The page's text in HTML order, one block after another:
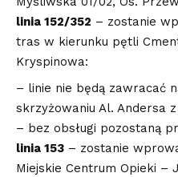
linia 152/352 – zostanie
tras w kierunku pętli
Kryspinowa:
– linie nie będą zawracać
skrzyżowaniu Al. Andersa
– bez obsługi pozostaną
linia 153 – zostanie
Miejskie Centrum Opieki –